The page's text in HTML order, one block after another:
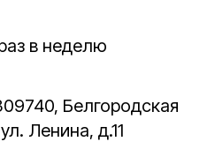
в неделю
Белгородская
Ленина, д.11